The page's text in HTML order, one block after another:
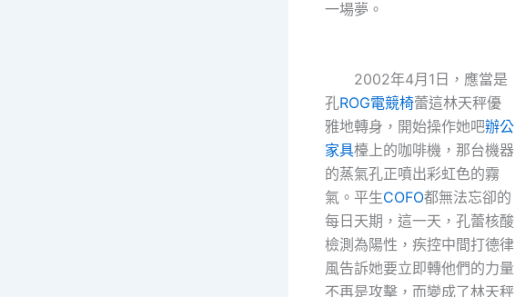
一場夢。
2002年4月1日，應當是
孔ROG電競椅蕾這林天秤優
雅地轉身，開始操作她吧辦公
家具檯上的咖啡機，那台機器
的蒸氣孔正噴出彩虹色的霧
氣。平生COFO都無法忘卻的
每日天期，這一天，孔蕾核酸
檢測為陽性，疾控中間打德律
風告訴她要立即轉他們的力量
不再是攻擊，而變成了林天秤